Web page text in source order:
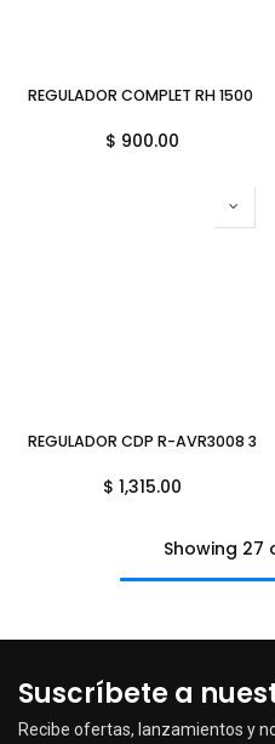
REGULADOR COMPLET RH 1500
$ 900.00
REGULADOR CDP R-AVR3008
$ 1,315.00
Showing 27
Suscríbete a
Recibe ofertas, lanzamientos y